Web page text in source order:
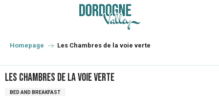
principal
Homepage Les Chambres de la voie verte
Les Chambres de la voie verte
BED AND BREAKFAST